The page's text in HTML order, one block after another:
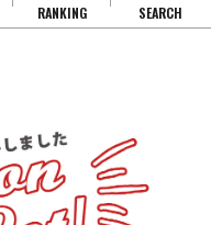
RANKING SEARCH